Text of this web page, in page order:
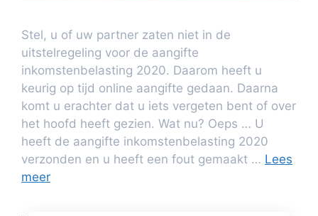
Stel, u of uw partner zaten niet in de
uitstelregeling voor de aangifte
inkomstenbelasting 2020. Daarom heeft u
keurig op tijd online aangifte gedaan. Daarna
komt u erachter dat u iets vergeten bent of over
het hoofd heeft gezien. Wat nu? Oeps … U
heeft de aangifte inkomstenbelasting 2020
verzonden en u heeft een fout gemaakt … Lees
meer